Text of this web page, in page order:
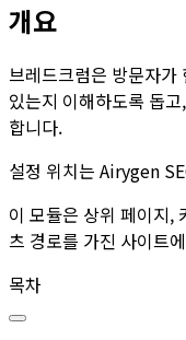
개요
브레드크럼은 방문자가
있는지 이해하도록 돕
합니다.
설정 위치는 Airygen
이 모듈은 상위 페이지,
츠 경로를 가진 사이트
목차